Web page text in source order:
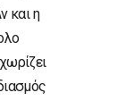
και η